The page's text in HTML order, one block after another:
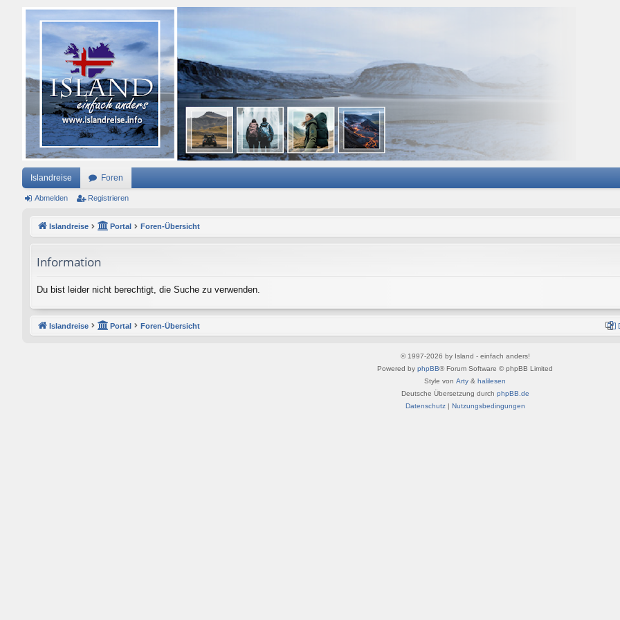
Islandreise Foren
Abmelden Registrieren
Islandreise Portal Foren-Übersicht
Information
Du bist leider nicht berechtigt, die Suche zu verwenden.
Islandreise Portal Foren-Übersicht
© 1997-2026 by Island - einfach anders!
Powered by phpBB® Forum Software © phpBB Limited
Style von Arty & halilesen
Deutsche Übersetzung durch phpBB.de
Datenschutz| Nutzungsbedingungen